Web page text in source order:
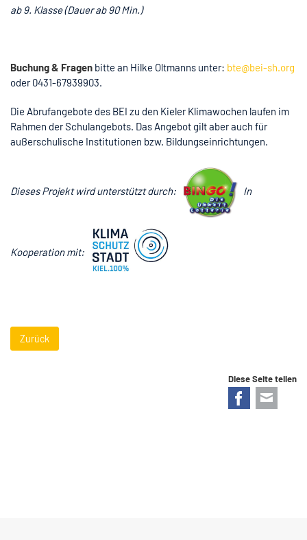
ab 9. Klasse (Dauer ab 90 Min.)
Buchung & Fragen bitte an Hilke Oltmanns unter: bte@bei-sh.org
oder 0431-67939903.
Die Abrufangebote des BEI zu den Kieler Klimawochen laufen im
Rahmen der Schulangebots. Das Angebot gilt aber auch für
außerschulische Institutionen bzw. Bildungseinrichtungen.
Dieses Projekt wird unterstützt durch: In
Kooperation mit:
Zurück
Diese Seite teilen
Facebook